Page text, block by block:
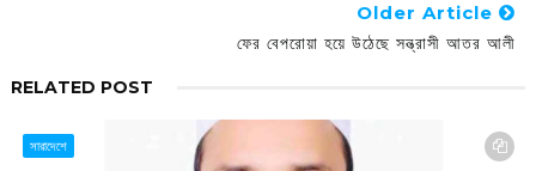
Older Article
ফের বেপরোয়া হয়ে উঠেছে সন্ত্রাসী আতর আলী
RELATED POST
সারাদেশে